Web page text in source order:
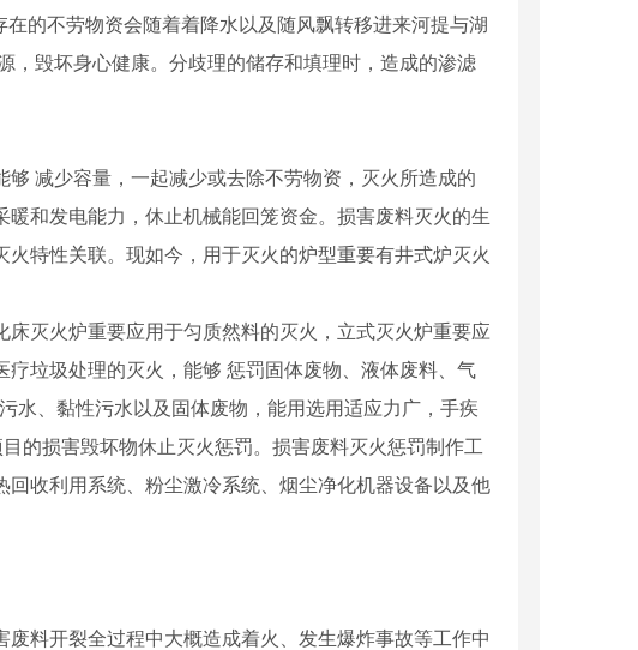
不劳物资会随着着降水以及随风飘转移进来河提与湖
，毁坏身心健康。分歧理的储存和填理时，造成的渗滤
减少容量，一起减少或去除不劳物资，灭火所造成的
和发电能力，休止机械能回笼资金。损害废料灭火的生
特性关联。现如今，用于灭火的炉型重要有井式炉灭火
灭火炉重要应用于匀质然料的灭火，立式灭火炉重要应
垃圾处理的灭火，能够 惩罚固体废物、液体废料、气
水、黏性污水以及固体废物，能用选用适应力广，手疾
的损害毁坏物休止灭火惩罚。损害废料灭火惩罚制作工
收利用系统、粉尘激冷系统、烟尘净化机器设备以及他
料开裂全过程中大概造成着火、发生爆炸事故等工作中